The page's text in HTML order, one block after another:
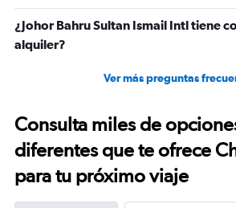
¿Johor Bahru Sultan Ismail Intl tiene
alquiler?
Ver más preguntas
Consulta miles de
diferentes que te ofrece
para tu próximo viaje